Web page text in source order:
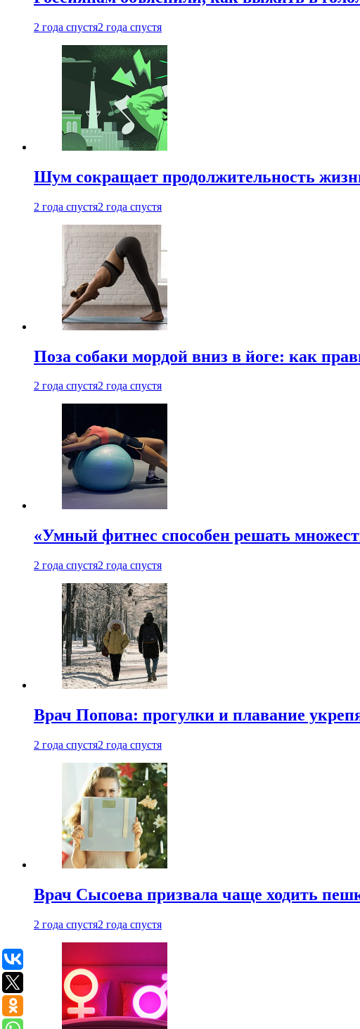
2 года спустя2 года спустя
Шум сокращает продолжительность
2 года спустя2 года спустя
Поза собаки мордой вниз в йоге: как
2 года спустя2 года спустя
«Умный фитнес способен решать
2 года спустя2 года спустя
Врач Попова: прогулки и плавание
2 года спустя2 года спустя
Врач Сысоева призвала чаще ходить
2 года спустя2 года спустя